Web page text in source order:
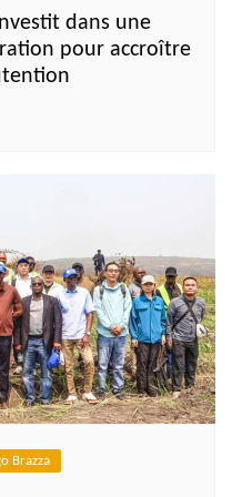
dans une
pour accroître
Brazza